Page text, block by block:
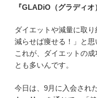
『GLADiO（グラディオ
ダイエットや減量に取
減らせば痩せる！」と
これが、ダイエットの
とも多いんです。
今日は、9月に入会され